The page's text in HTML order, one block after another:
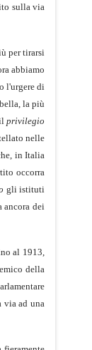
sulla via
per tirarsi
abbiamo
l'urgere di
la più
ilprivilegio
nelle
in Italia
occorra
gli istituti
ancora dei
al 1913,
della
via ad una